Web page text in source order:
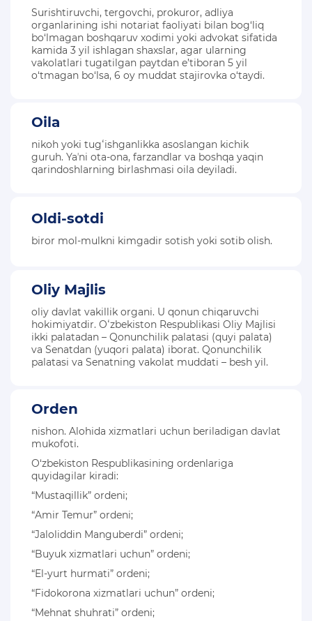
Surishtiruvchi, tergovchi, prokuror, adliya
organlarining ishi notariat faoliyati bilan bog‘liq
bo‘lmagan boshqaruv xodimi yoki advokat sifatida
kamida 3 yil ishlagan shaxslar, agar ularning
vakolatlari tugatilgan paytdan e’tiboran 5 yil
o‘tmagan bo‘lsa, 6 oy muddat stajirovka o‘taydi.
Oila
nikoh yoki tugʻishganlikka asoslangan kichik
guruh. Yaʼni ota-ona, farzandlar va boshqa yaqin
qarindoshlarning birlashmasi oila deyiladi.
Oldi-sotdi
biror mol-mulkni kimgadir sotish yoki sotib olish.
Oliy Majlis
oliy davlat vakillik organi. U qonun chiqaruvchi
hokimiyatdir. Oʻzbekiston Respublikasi Oliy Majlisi
ikki palatadan – Qonunchilik palatasi (quyi palata)
va Senatdan (yuqori palata) iborat. Qonunchilik
palatasi va Senatning vakolat muddati – besh yil.
Orden
nishon. Alohida xizmatlari uchun beriladigan davlat
mukofoti.
O‘zbekiston Respublikasining ordenlariga
quyidagilar kiradi:
“Mustaqillik” ordeni;
“Amir Temur” ordeni;
“Jaloliddin Manguberdi” ordeni;
“Buyuk xizmatlari uchun” ordeni;
“El-yurt hurmati” ordeni;
“Fidokorona xizmatlari uchun” ordeni;
“Mehnat shuhrati” ordeni;